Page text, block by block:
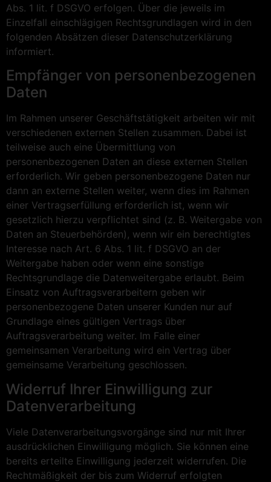
Abs. 1 lit. f DSGVO erfolgen. Über die jeweils im
Einzelfall einschlägigen Rechtsgrundlagen wird in den
folgenden Absätzen dieser Datenschutzerklärung
informiert.
Empfänger von personenbezogenen
Daten
Im Rahmen unserer Geschäftstätigkeit arbeiten wir mit
verschiedenen externen Stellen zusammen. Dabei ist
teilweise auch eine Übermittlung von
personenbezogenen Daten an diese externen Stellen
erforderlich. Wir geben personenbezogene Daten nur
dann an externe Stellen weiter, wenn dies im Rahmen
einer Vertragserfüllung erforderlich ist, wenn wir
gesetzlich hierzu verpflichtet sind (z. B. Weitergabe von
Daten an Steuerbehörden), wenn wir ein berechtigtes
Interesse nach Art. 6 Abs. 1 lit. f DSGVO an der
Weitergabe haben oder wenn eine sonstige
Rechtsgrundlage die Datenweitergabe erlaubt. Beim
Einsatz von Auftragsverarbeitern geben wir
personenbezogene Daten unserer Kunden nur auf
Grundlage eines gültigen Vertrags über
Auftragsverarbeitung weiter. Im Falle einer
gemeinsamen Verarbeitung wird ein Vertrag über
gemeinsame Verarbeitung geschlossen.
Widerruf Ihrer Einwilligung zur
Datenverarbeitung
Viele Datenverarbeitungsvorgänge sind nur mit Ihrer
ausdrücklichen Einwilligung möglich. Sie können eine
bereits erteilte Einwilligung jederzeit widerrufen. Die
Rechtmäßigkeit der bis zum Widerruf erfolgten